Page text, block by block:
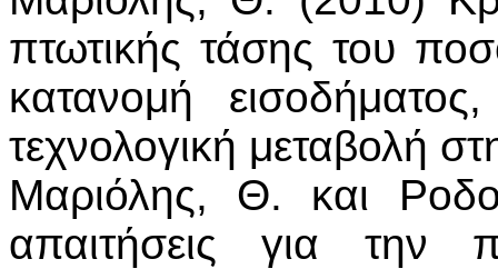
πτωτικής τάσης του
κατανομή
τεχνολογική μεταβολή
Μαριόλης, Θ. και
απαιτήσεις για την